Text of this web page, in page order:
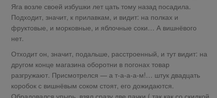
Яга возле своей избушки лет цать тому назад посадила.
Подходит, значит, к прилавкам, и видит: на полках и
фруктовые, и морковные, и яблочные соки… А вишнёвого
нет.
Отходит он, значит, подальше, расстроенный, и тут видит: на
другом конце магазина оборотни в погонах товар
разгружают. Присмотрелся — а т-а-а-а-м!… штук двадцать
коробок с вишнёвым соком стоят, его дожидаются.
Обрадовался упырь, взял сразу две пачки ( так как со скидкой